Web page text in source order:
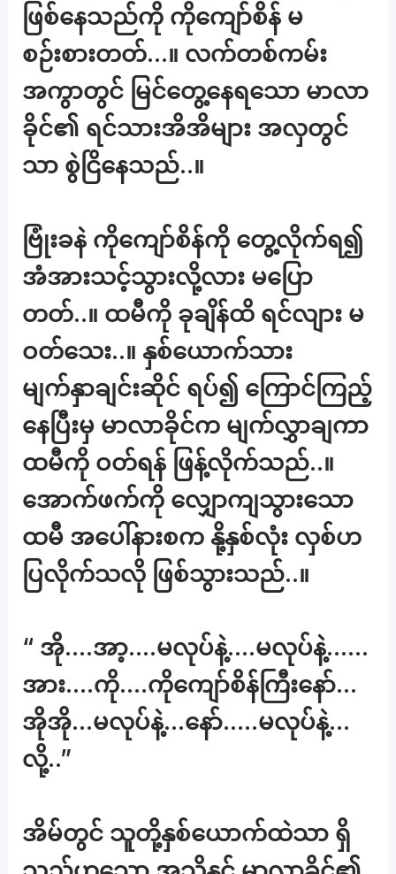
ဖြစ်နေသည်ကို ကိုကျော်စိန် မ
စဉ်းစားတတ်…။ လက်တစ်ကမ်း
အကွာတွင် မြင်တွေ့နေရသော မာလာ
ခိုင်၏ ရင်သားအိအိများ အလှတွင်
သာ စွဲငြိနေသည်..။
ဗြုံးခနဲ ကိုကျော်စိန်ကို တွေ့လိုက်ရ၍
အံအားသင့်သွားလို့လား မပြော
တတ်..။ ထမီကို ခုချိန်ထိ ရင်လျား မ
ဝတ်သေး..။ နှစ်ယောက်သား
မျက်နှာချင်းဆိုင် ရပ်၍ ကြောင်ကြည့်
နေပြီးမှ မာလာခိုင်က မျက်လွှာချကာ
ထမီကို ဝတ်ရန် ဖြန့်လိုက်သည်..။
အောက်ဖက်ကို လျှောကျသွားသော
ထမီ အပေါ်နားစက နို့နှစ်လုံး လှစ်ဟ
ပြလိုက်သလို ဖြစ်သွားသည်..။
“ အို….အာ့….မလုပ်နဲ့….မလုပ်နဲ့……
အား….ကို….ကိုကျော်စိန်ကြီးနော်…
အိုအို…မလုပ်နဲ့…နော်…..မလုပ်နဲ့…
လို့..”
အိမ်တွင် သူတို့နှစ်ယောက်ထဲသာ ရှိ